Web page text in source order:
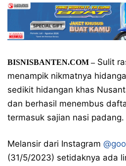
BISNISBANTEN.COM –Sulit
menampik nikmatnya
sedikit hidangan khas
dan berhasil menembus
termasuk sajian nasi padang.
Melansir dari Instagram
(31/5/2023) setidaknya ada